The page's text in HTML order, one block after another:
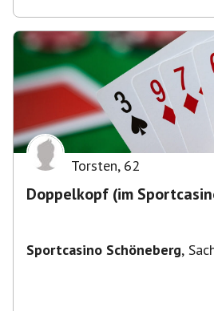
Torsten, 62
Doppelkopf (im
Sportcasino Schöneberg,